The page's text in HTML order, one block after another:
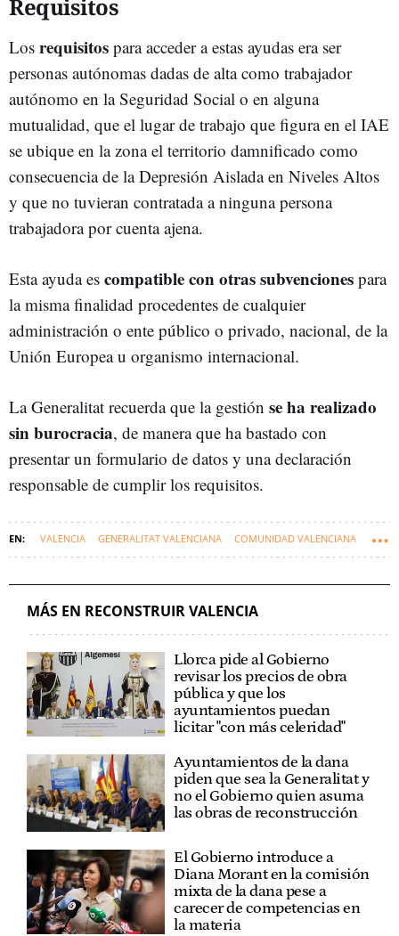
Requisitos
Los requisitos para acceder a estas ayudas era ser
personas autónomas dadas de alta como trabajador
autónomo en la Seguridad Social o en alguna
mutualidad, que el lugar de trabajo que figura en el IAE
se ubique en la zona el territorio damnificado como
consecuencia de la Depresión Aislada en Niveles Altos
y que no tuvieran contratada a ninguna persona
trabajadora por cuenta ajena.
Esta ayuda es compatible con otras subvenciones para
la misma finalidad procedentes de cualquier
administración o ente público o privado, nacional, de la
Unión Europea u organismo internacional.
La Generalitat recuerda que la gestión se ha realizado
sin burocracia, de manera que ha bastado con
presentar un formulario de datos y una declaración
responsable de cumplir los requisitos.
VALENCIA GENERALITAT VALENCIANA COMUNIDAD VALENCIANA
MÁS EN RECONSTRUIR VALENCIA
Llorca pide al Gobierno
revisar los precios de obra
pública y que los
ayuntamientos puedan
licitar "con más celeridad"
Ayuntamientos de la dana
piden que sea la Generalitat y
no el Gobierno quien asuma
las obras de reconstrucción
El Gobierno introduce a
Diana Morant en la comisión
mixta de la dana pese a
carecer de competencias en
la materia